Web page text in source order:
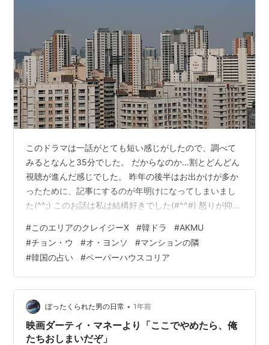
このドラマは一話がとても短い感じがしたので、調べて
みるとなんと35分でした。 だからなのか…割とどんどん
視聴が進んだ感じでした。 昨年の後半はお出かけが多か
ったために、記事にするのが年明けになってしまいまし
た(^^;) このお話は私は結構好きでした(#^^#) 怒りが抑え
ョン・ウ） 酷い男にモラハラ・パワハラ・暴力にあって
誰も信じられなくなった女性イ・ミンギョン（オ・ヨン
ソ） この2人の恋愛ストーリーです。 2人は同じマンショ
ンの506号室と507号室に居住していますが、同じカウン
セラーのところに通っていました。 正直今回のYoutube
の予告…
#このエリアのクレイジーX #韓ドラ #AKMU
#チョン・ウ #オ・ヨンソ #マンションの隣
#韓国の占い #ペーパーハウスコリア
ぼったくられた男の日常 • 1年前
映画ダーティ・マネーより「ここでやめたら、俺
たちおしまいだぞ」